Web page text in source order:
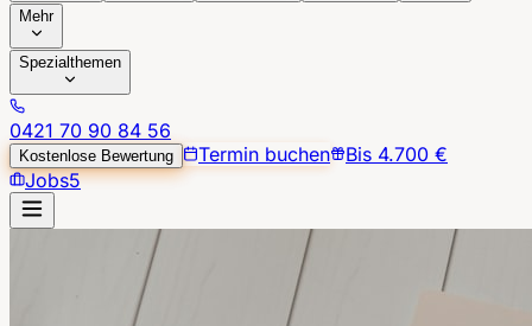
Mehr
Spezialthemen
0421 70 90 84 56
Kostenlose Bewertung Termin buchen
Bis 4.700 €
Jobs5